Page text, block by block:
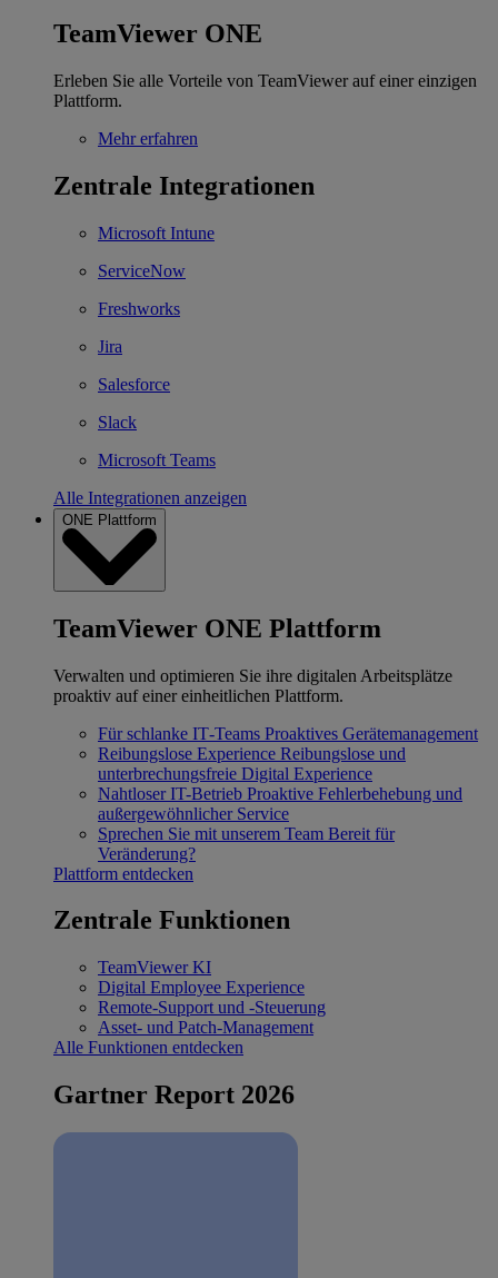
TeamViewer ONE
Erleben Sie alle Vorteile von TeamViewer auf einer einzigen
Plattform.
Mehr erfahren
Zentrale Integrationen
Microsoft Intune
ServiceNow
Freshworks
Jira
Salesforce
Slack
Microsoft Teams
Alle Integrationen anzeigen
ONE Plattform
TeamViewer ONE Plattform
Verwalten und optimieren Sie ihre digitalen Arbeitsplätze
proaktiv auf einer einheitlichen Plattform.
Für schlanke IT‐Teams Proaktives Gerätemanagement
Reibungslose Experience Reibungslose und
unterbrechungsfreie Digital Experience
Nahtloser IT-Betrieb Proaktive Fehlerbehebung und
außergewöhnlicher Service
Sprechen Sie mit unserem Team Bereit für
Veränderung?
Plattform entdecken
Zentrale Funktionen
TeamViewer KI
Digital Employee Experience
Remote-Support und -Steuerung
Asset- und Patch-Management
Alle Funktionen entdecken
Gartner Report 2026